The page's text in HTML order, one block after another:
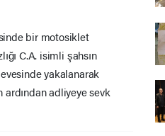
bir motosiklet
C.A. isimli şahsın
yakalanarak
ardından adliyeye sevk